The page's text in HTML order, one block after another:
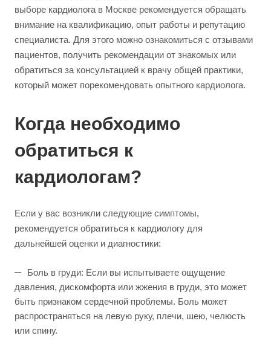
выборе кардиолога в Москве рекомендуется обращать
внимание на квалификацию, опыт работы и репутацию
специалиста. Для этого можно ознакомиться с отзывами
пациентов, получить рекомендации от знакомых или
обратиться за консультацией к врачу общей практики,
который может порекомендовать опытного кардиолога.
Когда необходимо
обратиться к
кардиологам?
Если у вас возникли следующие симптомы,
рекомендуется обратиться к кардиологу для
дальнейшей оценки и диагностики:
Боль в груди: Если вы испытываете ощущение
давления, дискомфорта или жжения в груди, это может
быть признаком сердечной проблемы. Боль может
распространяться на левую руку, плечи, шею, челюсть
или спину.